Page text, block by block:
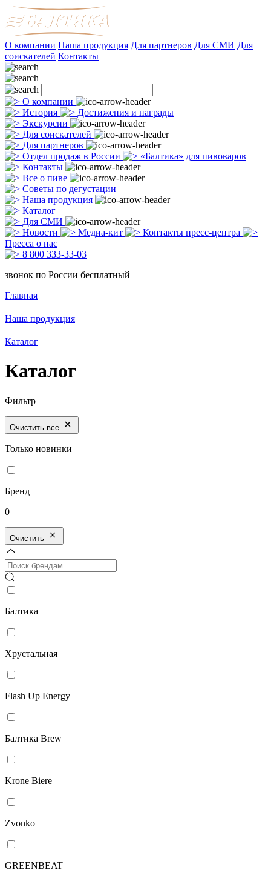
О компании Наша продукция Для партнеров Для СМИ Для
соискателей Контакты
О компании
История
Достижения и награды
Экскурсии
Для соискателей
Для партнеров
Отдел продаж в России
«Балтика» для пивоваров
Контакты
Все о пиве
Советы по дегустации
Наша продукция
Каталог
Для СМИ
Новости
Медиа-кит
Контакты пресс-центра
Пресса о нас
8 800 333-33-03
звонок по России бесплатный
Главная
Наша продукция
Каталог
Каталог
Фильтр
Очистить все
Только новинки
Бренд
0
Очистить
Балтика
Хрустальная
Flash Up Energy
Балтика Brew
Krone Biere
Zvonko
GREENBEAT